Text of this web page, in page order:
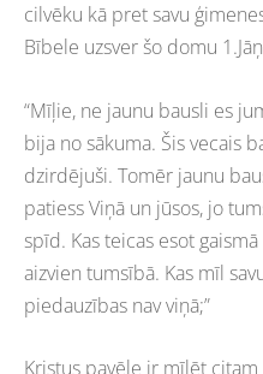
cilvēku kā pret savu
Bībele uzsver šo domu
“Mīļie, ne jaunu bausli es
bija no sākuma. Šis vecais
dzirdējuši. Tomēr jaunu
patiess Viņā un jūsos, jo
spīd. Kas teicas esot
aizvien tumsībā. Kas mīl
piedauzības nav viņā;”
Kristus pavēle ir mīlēt